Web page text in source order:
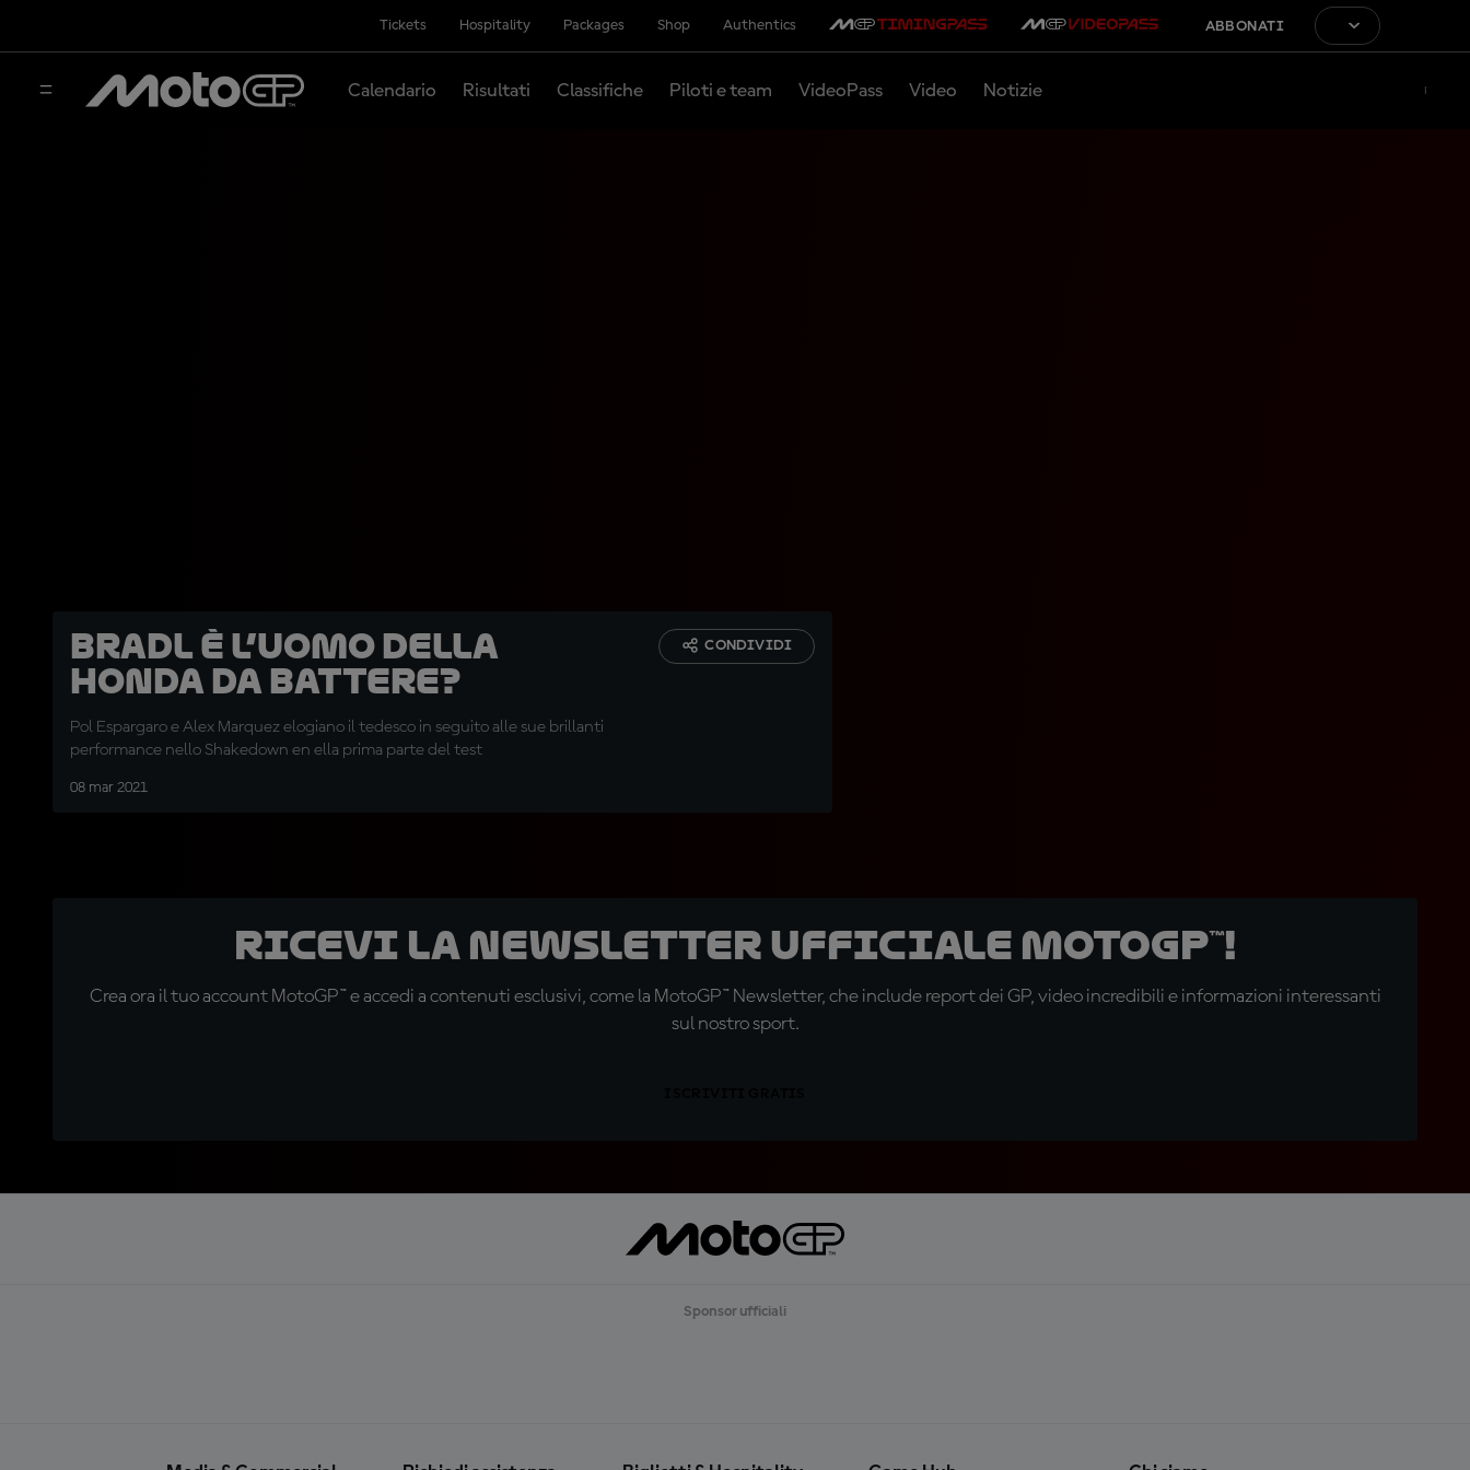
Tickets Hospitality Packages Shop Authentics ABBONATI
Calendario Risultati Classifiche Piloti e team VideoPass Video Notizie
Bradl è l’uomo della
Honda da battere?
Pol Espargaro e Alex Marquez elogiano il tedesco in seguito alle sue brillanti
performance nello Shakedown en ella prima parte del test
08 mar 2021
CONDIVIDI
Ricevi la newsletter ufficiale MotoGP™!
Crea ora il tuo account MotoGP™ e accedi a contenuti esclusivi, come la MotoGP™ Newsletter, che include report dei GP, video incredibili e informazioni interessanti
sul nostro sport.
Sponsor ufficiali